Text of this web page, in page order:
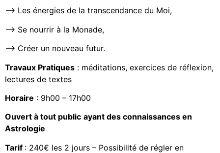
—> Les énergies de la transcendance du Moi,
—> Se nourrir à la Monade,
—> Créer un nouveau futur.
Travaux Pratiques : méditations, exercices de réflexion,
lectures de textes
Horaire : 9h00 – 17h00
Ouvert à tout public ayant des connaissances en
Astrologie
Tarif : 240€ les 2 jours – Possibilité de régler en